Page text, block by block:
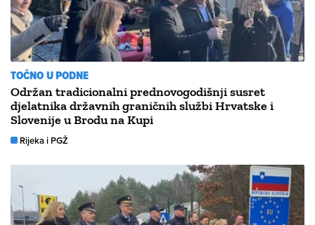
TOČNO U PODNE
Održan tradicionalni prednovogodišnji susret
djelatnika državnih graničnih službi Hrvatske i
Slovenije u Brodu na Kupi
Rijeka i PGŽ